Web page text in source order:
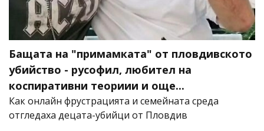
Бащата на "примамката" от пловдивското
убийство - русофил, любител на
коспиративни теориии и още...
Как онлайн фрустрацията и семейната среда
отгледаха децата-убийци от Пловдив